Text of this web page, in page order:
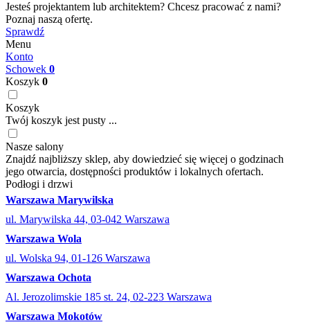
Jesteś projektantem lub architektem? Chcesz pracować z nami?
Poznaj naszą ofertę.
Sprawdź
Menu
Konto
Schowek 0
Koszyk 0
Koszyk
Twój koszyk jest pusty ...
Nasze salony
Znajdź najbliższy sklep, aby dowiedzieć się więcej o godzinach
jego otwarcia, dostępności produktów i lokalnych ofertach.
Podłogi i drzwi
Warszawa Marywilska
ul. Marywilska 44, 03-042 Warszawa
Warszawa Wola
ul. Wolska 94, 01-126 Warszawa
Warszawa Ochota
Al. Jerozolimskie 185 st. 24, 02-223 Warszawa
Warszawa Mokotów